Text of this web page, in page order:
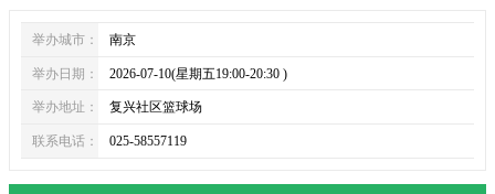
举办城市： 南京
举办日期： 2026-07-10(星期五19:00-20:30 )
举办地址： 复兴社区篮球场
联系电话： 025-58557119